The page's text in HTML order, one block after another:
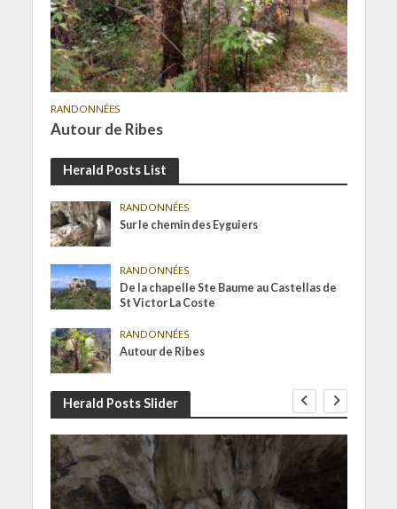
RANDONNÉES
Autour de Ribes
Herald Posts List
RANDONNÉES
Sur le chemin des Eyguiers
RANDONNÉES
De la chapelle Ste Baume au Castellas de
St Victor La Coste
RANDONNÉES
Autour de Ribes
Herald Posts Slider